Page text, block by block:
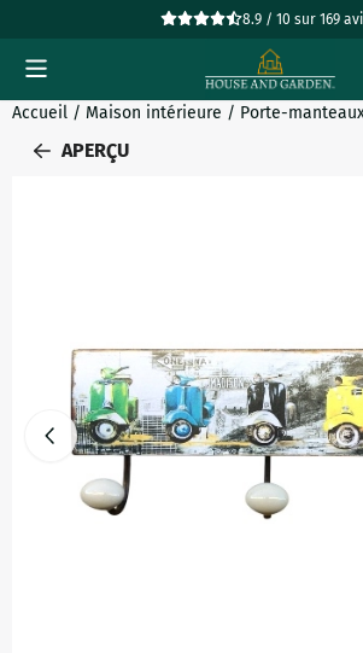
Préférences de cookies disponibles.
8.9 / 10 sur 169
Accueil / Maison intérieure / Porte-
APERÇU